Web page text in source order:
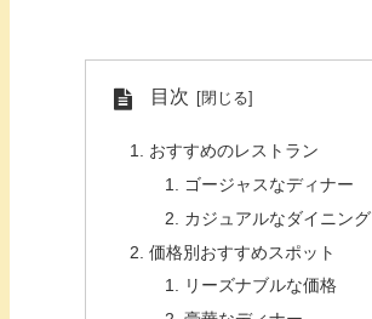
目次
おすすめのレストラン
ゴージャスなディナー
カジュアルなダイニング
価格別おすすめスポット
リーズナブルな価格